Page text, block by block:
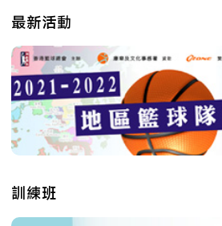
最新活動
訓練班